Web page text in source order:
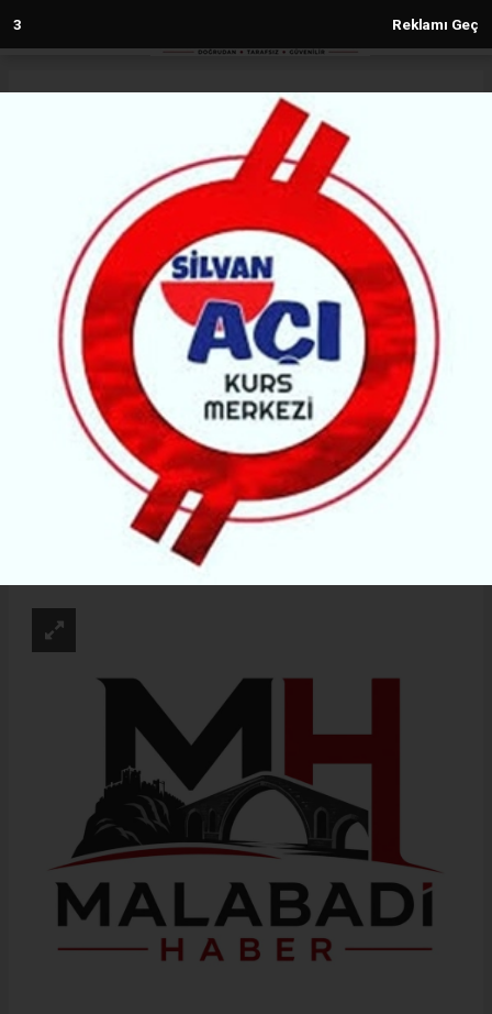
1 Reklamı Geç
Diyarbakır’da coşku dorukta:
Engelsiz Basketbol Takımı da
DIYARBAKIR
(Amida Haber) - Amida Haber | 10.05.2026 - 19:30, Güncelleme: 11.05.2026 -
10:13
31697+ kez okundu.
Diyarbakır’da şampiyonluk coşkusu Kürtçe
şarkılarla doruğa çıktı. Süper Lig’e yükselen
Engelsiz Basketbol Takımı da kupasını kaldırdı.